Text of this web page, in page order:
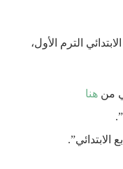
الترم الأول،
من هنا
الابتدائي”.